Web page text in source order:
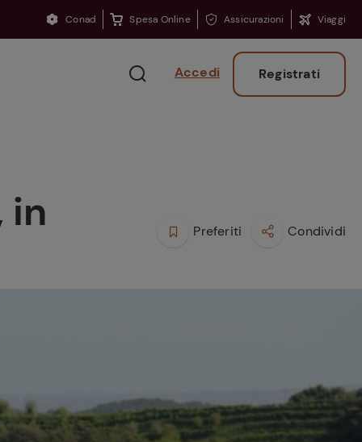
Conad Spesa Online Assicurazioni Viaggi
Accedi Registrati
Finferli, animelle e
Come affumicare:
legna ed erbe da
usare
in Preferiti Condividi